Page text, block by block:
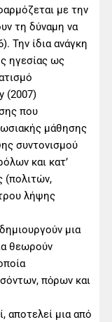
με την
τη δύναμη να
Την ίδια ανάγκη
ηγεσίας ως
(2007)
που
μάθησης
συντονισμού
και κατ’
(πολιτών,
λήψης
μια
θεωρούν
πὀρων και
αποτελεί μια από